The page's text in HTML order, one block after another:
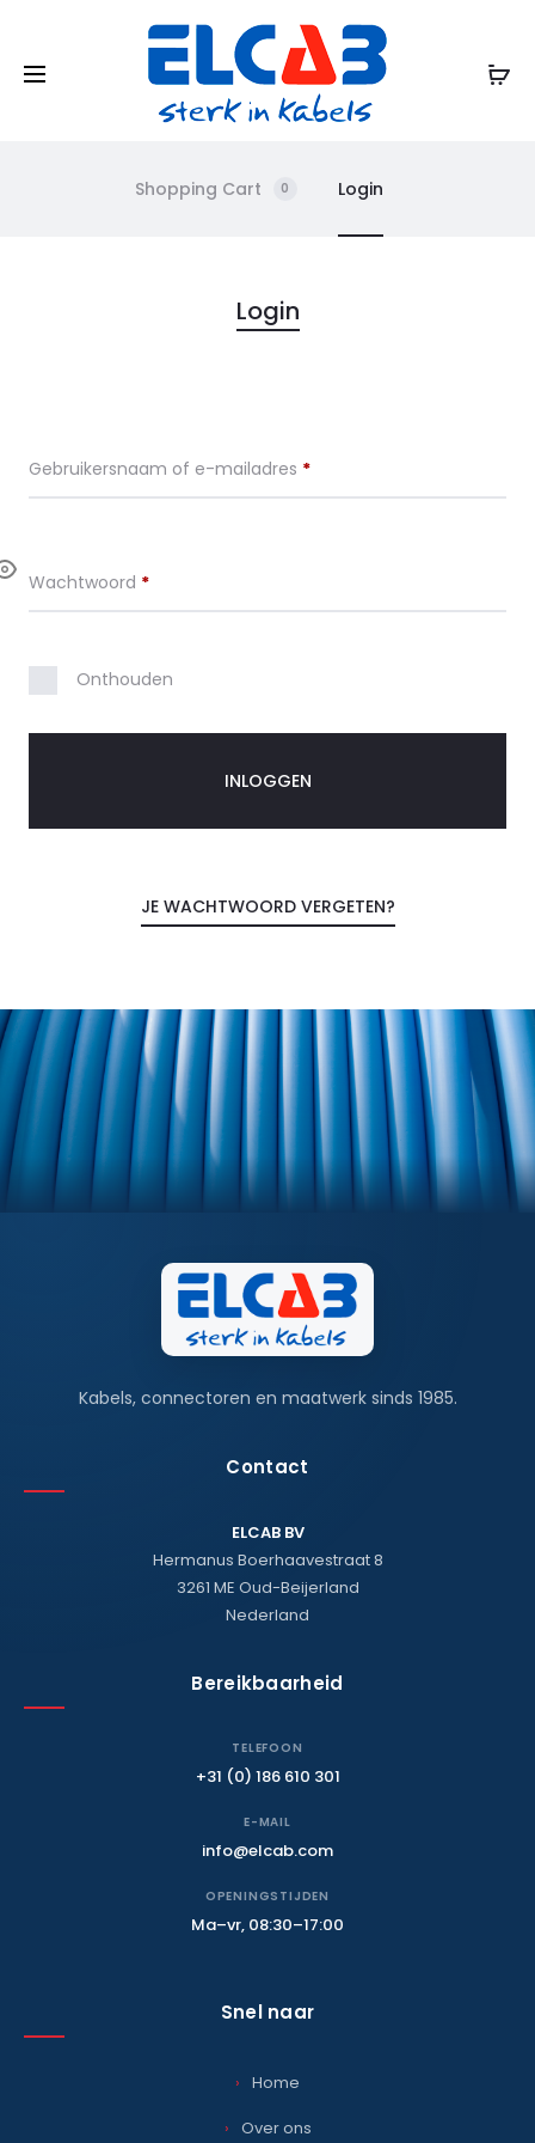
Shopping Cart 0 Login
n
c
c
o
n
Login
Gebruikersnaam of e-mailadres *Vereist
Wachtwoord *Vereist
Onthouden
INLOGGEN
JE WACHTWOORD VERGETEN?
Kabels, connectoren en maatwerk sinds 1985.
Contact
ELCAB BV
Hermanus Boerhaavestraat 8
3261 ME Oud-Beijerland
Nederland
Bereikbaarheid
TELEFOON
+31 (0) 186 610 301
E-MAIL
info@elcab.com
OPENINGSTIJDEN
Ma–vr, 08:30–17:00
Snel naar
Home
Over ons